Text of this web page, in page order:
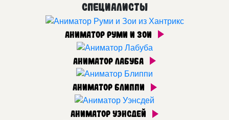
специалисты
Аниматор Руми и Зои
Аниматор Лабуба
Аниматор Блиппи
Аниматор Уэнсдей